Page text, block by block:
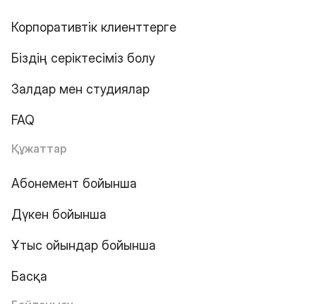
Корпоративтік клиенттерге
Біздің серіктесіміз болу
Залдар мен студиялар
FAQ
Құжаттар
Абонемент бойынша
Дүкен бойынша
Ұтыс ойындар бойынша
Басқа